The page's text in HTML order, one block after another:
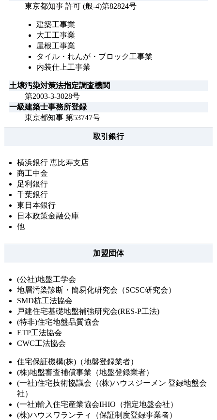
東京都知事 許可 (般-4)第82824号
建築工事業
大工工事業
屋根工事業
タイル・れんが・ブロック工事業
内装仕上工事業
土壌汚染対策法指定調査機関
第2003-3-3028号
一級建築士事務所登録
東京都知事 第53747号
取引銀行
横浜銀行 恵比寿支店
商工中金
足利銀行
千葉銀行
東日本銀行
日本政策金融公庫
他
加盟団体
(公社)地盤工学会
地層汚染診断・簡易化研究会（SCSC研究会）
SMD杭工法協会
戸建住宅基礎地盤補強研究会(RES-P工法)
(特非)住宅地盤品質協会
ETP工法協会
CWC工法協会
住宅保証機構(株)（地盤登録業者）
(株)地盤審査補償事業（地盤登録業者）
(一社)住宅技術協議会（(株)ハウスジーメン 登録地盤会
社）
(一社)輸入住宅産業協会IHIO（指定地盤会社）
(株)ハウスワランティ（保証制度登録事業者）